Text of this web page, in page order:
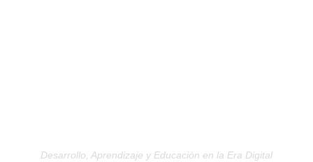
Desarrollo, Aprendizaje y Educación en la Era Digital